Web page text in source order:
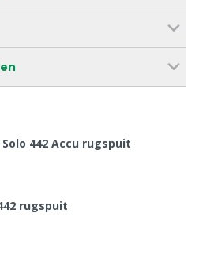
442 Accu rugspuit
rugspuit